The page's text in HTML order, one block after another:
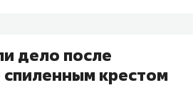
дело после
крестом